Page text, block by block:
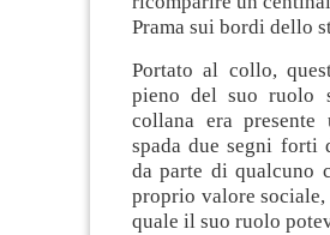
Prama sui bordi dello
Portato al collo,
pieno del suo ruolo
collana era presente
spada due segni forti
da parte di qualcuno
proprio valore
quale il suo ruolo